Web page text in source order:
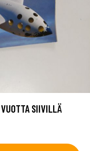
SIIVILLÄ